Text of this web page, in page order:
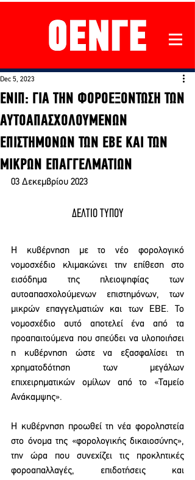
ΕΝΙΠ: ΓΙΑ ΤΗΝ ΦΟΡΟΕΞΟΝΤΩΣΗ ΤΩΝ
ΑΥΤΟΑΠΑΣΧΟΛΟΥΜΕΝΩΝ
ΕΠΙΣΤΗΜΟΝΩΝ ΤΩΝ ΕΒΕ ΚΑΙ ΤΩΝ
ΜΙΚΡΩΝ ΕΠΑΓΓΕΛΜΑΤΙΩΝ
Dec 5, 2023
03 Δεκεμβρίου 2023
ΔΕΛΤΙΟ ΤΥΠΟΥ
Η κυβέρνηση με το νέο φορολογικό
νομοσχέδιο κλιμακώνει την επίθεση στο
εισόδημα της πλειοψηφίας των
αυτοαπασχολούμενων επιστημόνων, των
μικρών επαγγελματιών και των ΕΒΕ. Το
νομοσχέδιο αυτό αποτελεί ένα από τα
προαπαιτούμενα που σπεύδει να υλοποιήσει
η κυβέρνηση ώστε να εξασφαλίσει τη
χρηματοδότηση των μεγάλων
επιχειρηματικών ομίλων από το «Ταμείο
Ανάκαμψης».
Η κυβέρνηση προωθεί τη νέα φοροληστεία
στο όνομα της «φορολογικής δικαιοσύνης»,
την ώρα που συνεχίζει τις προκλητικές
φοροαπαλλαγές, επιδοτήσεις και